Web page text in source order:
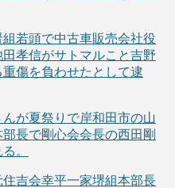
若頭で中古車販売会社役
孝信がサトマルこと吉野
傷を負わせたとして逮
が夏祭りで岸和田市の山
長で剛心会会長の西田剛
。
吉会幸平一家堺組本部長